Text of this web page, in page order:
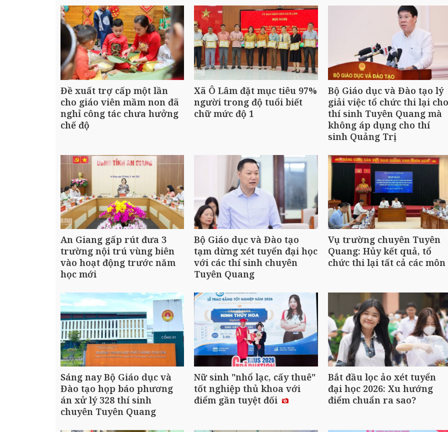
Đề xuất trợ cấp một lần
cho giáo viên mầm non đã
nghỉ công tác chưa hưởng
chế độ
Xã Ô Lâm đặt mục tiêu 97%
người trong độ tuổi biết
chữ mức độ 1
Bộ Giáo dục và Đào tạo lý
giải việc tổ chức thi lại cho
thí sinh Tuyên Quang mà
không áp dụng cho thí
sinh Quảng Trị
An Giang gấp rút đưa 3
trường nội trú vùng biên
vào hoạt động trước năm
học mới
Bộ Giáo dục và Đào tạo
tạm dừng xét tuyển đại học
với các thí sinh chuyên
Tuyên Quang
Vụ trường chuyên Tuyên
Quang: Hủy kết quả, tổ
chức thi lại tất cả các môn
Sáng nay Bộ Giáo dục và
Đào tạo họp báo phương
án xử lý 328 thí sinh
chuyên Tuyên Quang
Nữ sinh "nhổ lạc, cấy thuê"
tốt nghiệp thủ khoa với
điểm gần tuyệt đối
Bắt đầu lọc ảo xét tuyển
đại học 2026: Xu hướng
điểm chuẩn ra sao?